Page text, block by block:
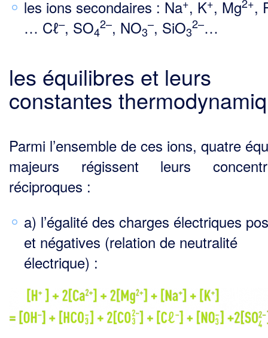
les ions secondaires : Na , K , Mg
,
… Cℓ–, SO4
2–, NO3
–, SiO3
2–…
les équilibres et leurs
constantes
Parmi l’ensemble de ces ions, quatre
majeurs régissent leurs
réciproques :
a) l’égalité des charges électriques
et négatives (relation de neutralité
électrique) :